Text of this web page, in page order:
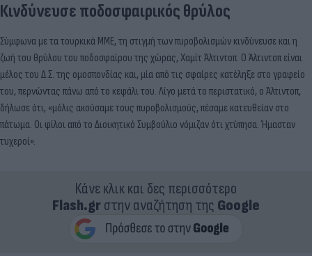
Κινδύνευσε ποδοσφαιρικός θρύλος
Σύμφωνα με τα τουρκικά ΜΜΕ, τη στιγμή των πυροβολισμών κινδύνευσε και η
ζωή του θρύλου του ποδοσφαίρου της χώρας, Χαμίτ Άλτιντοπ. Ο Άλτιντοπ είναι
μέλος του Δ.Σ. της ομοσπονδίας και, μία από τις σφαίρες κατέληξε στο γραφείο
του, περνώντας πάνω από το κεφάλι του. Λίγο μετά το περιστατικό, ο Άλτιντοπ,
δήλωσε ότι, «μόλις ακούσαμε τους πυροβολισμούς, πέσαμε κατευθείαν στο
πάτωμα. Οι φίλοι από το Διοικητικό Συμβούλιο νόμιζαν ότι χτύπησα. Ήμασταν
τυχεροί».
Κάνε κλικ και δες περισσότερο
Flash.grστην αναζήτηση της Google